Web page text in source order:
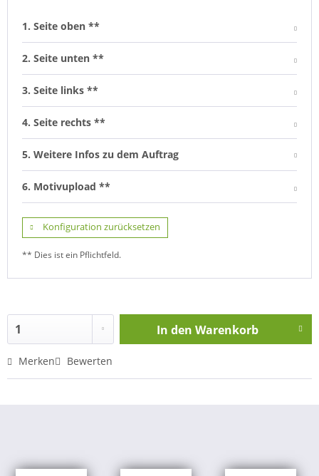
1. Seite oben **
2. Seite unten **
3. Seite links **
4. Seite rechts **
5. Weitere Infos zu dem Auftrag
6. Motivupload **
Konfiguration zurücksetzen
** Dies ist ein Pflichtfeld.
In den Warenkorb
Merken Bewerten